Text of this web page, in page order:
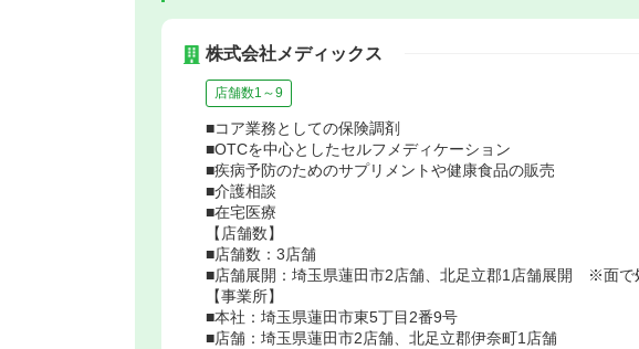
株式会社メディックス
店舗数1～9
■コア業務としての保険調剤
■OTCを中心としたセルフメディケーション
■疾病予防のためのサプリメントや健康食品の販売
■介護相談
■在宅医療
【店舗数】
■店舗数：3店舗
■店舗展開：埼玉県蓮田市2店舗、北足立郡1店舗展開 ※面で
【事業所】
■本社：埼玉県蓮田市東5丁目2番9号
■店舗：埼玉県蓮田市2店舗、北足立郡伊奈町1店舗